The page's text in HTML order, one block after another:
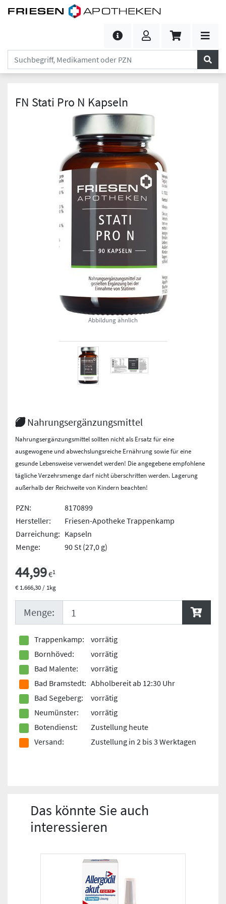
FN Stati Pro N Kapseln
Abbildung ähnlich
Nahrungs­ergänzungs­mittel
Nahrungsergänzungsmittel sollten nicht als Ersatz für eine
ausgewogene und abwechslungsreiche Ernährung sowie für eine
gesunde Lebensweise verwendet werden! Die angegebene empfohlene
tägliche Verzehrsmenge darf nicht überschritten werden. Lagerung
außerhalb der Reichweite von Kindern beachten!
PZN:
8170899
Hersteller:
Friesen-Apotheke Trappenkamp
Darreichung: Kapseln
Menge:
90 St (27,0 g)
44,99€1
€ 1.666,30 / 1kg
Menge:
Trappenkamp:
vorrätig
Bornhöved:
vorrätig
Bad Malente:
vorrätig
Bad Bramstedt: Abholbereit ab 12:30 Uhr
Bad Segeberg:
vorrätig
Neumünster:
vorrätig
Botendienst:
Zustellung heute
Versand:
Zustellung in 2 bis 3 Werktagen
Das könnte Sie auch
interessieren